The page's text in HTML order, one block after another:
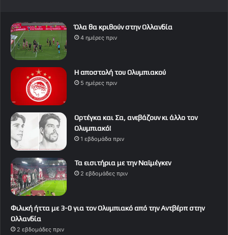
Όλα θα κριθούν στην Ολλανδία
4 ημέρες πριν
Η αποστολή του Ολυμπιακού
5 ημέρες πριν
Ορτέγκα και Σα, ανεβάζουν κι άλλο τον
Ολυμπιακό!
1 εβδομάδα πριν
Τα εισιτήρια με την Ναϊμέγκεν
2 εβδομάδες πριν
Φιλική ήττα με 3-0 για τον Ολυμπιακό από την Αντβέρπ στην
Ολλανδία
2 εβδομάδες πριν